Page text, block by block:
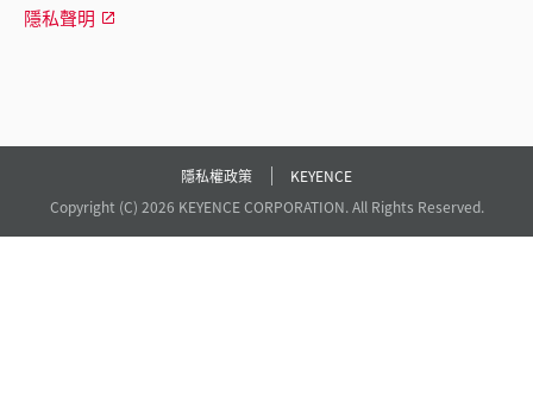
隱私聲明
隱私權政策
KEYENCE
Copyright (C) 2026 KEYENCE CORPORATION. All Rights Reserved.